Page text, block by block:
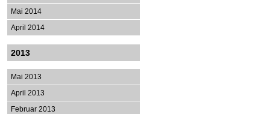
Mai 2014
April 2014
2013
Mai 2013
April 2013
Februar 2013